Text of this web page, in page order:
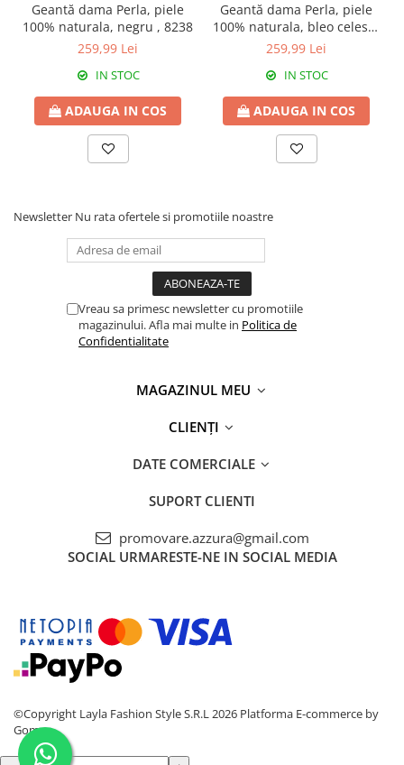
Geantă dama Perla, piele
100% naturala, negru , 8238
259,99 Lei
IN STOC
ADAUGA IN COS
Geantă dama Perla, piele
100% naturala, bleo celeste
, 8238
259,99 Lei
IN STOC
ADAUGA IN COS
Newsletter Nu rata ofertele si promotiile noastre
Vreau sa primesc newsletter cu promotiile
magazinului. Afla mai multe in Politica de
Confidentialitate
MAGAZINUL MEU
CLIENȚI
DATE COMERCIALE
SUPORT CLIENTI
promovare.azzura@gmail.com
SOCIAL URMARESTE-NE IN SOCIAL MEDIA
©Copyright Layla Fashion Style S.R.L 2026 Platforma E-commerce by
Gomag